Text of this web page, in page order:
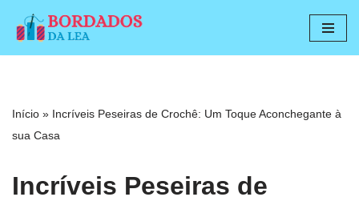
Pular
conteúdo
Início » Incríveis Peseiras de Crochê: Um Toque Aconchegante à
sua Casa
Incríveis Peseiras de